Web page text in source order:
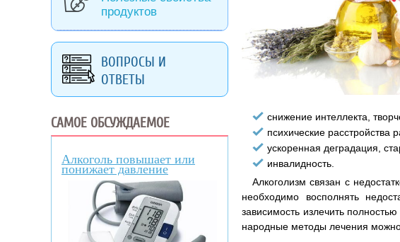
снижение интеллекта,
психические расстройства
ускоренная деградация,
инвалидность.
Алкоголизм связан с
необходимо восполнять
зависимость излечить
народные методы лечения можно
продуктов
ВОПРОСЫ И
ОТВЕТЫ
САМОЕ ОБСУЖДАЕМОЕ
Алкоголь повышает или
понижает давление